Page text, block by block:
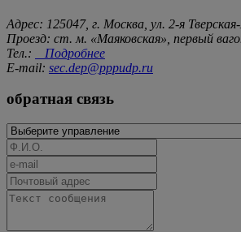
Адрес: 125047, г. Москва, ул. 2-я
Проезд: ст. м. «Маяковская», первый
Тел.:
Подробнее
E-mail: sec.dep@pppudp.ru
обратная связь